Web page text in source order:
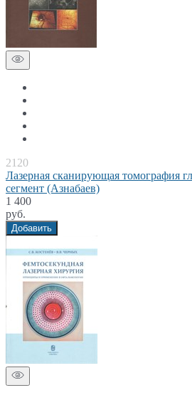
2120
Лазерная сканирующая томография
сегмент (Азнабаев)
1 400
руб.
Добавить